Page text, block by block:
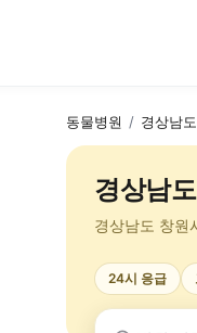
동물병원 / 경상남도
경상남
경상남도 창원
24시 응급